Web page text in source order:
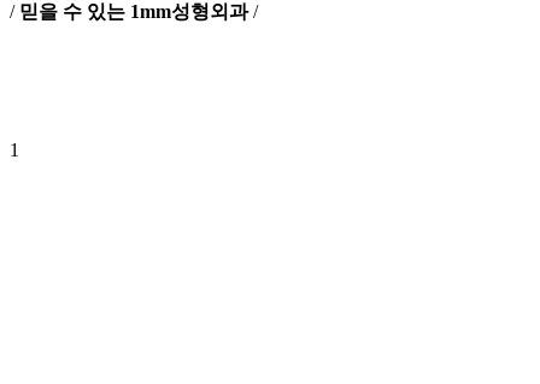
/ 믿을 수 있는 1mm성형외과/
1